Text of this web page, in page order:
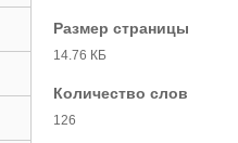
Размер страницы
14.76 КБ
Количество слов
126